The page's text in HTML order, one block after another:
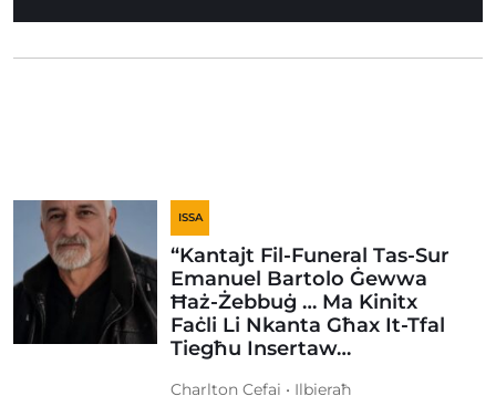
ISSA
“Kantajt Fil-Funeral Tas-Sur
Emanuel Bartolo Ġewwa
Ħaż-Żebbuġ … Ma Kinitx
Faċli Li Nkanta Għax It-Tfal
Tiegħu Insertaw…
Charlton Cefai • Ilbieraħ